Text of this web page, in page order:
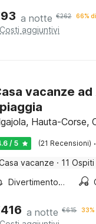
93 a notte €262 66%
Costi aggiuntivi
vacanze
Hauta-Corse,
/ 5 (21 Recensioni) ·
vacanze · 11 Ospiti
Divertimento per bambini
416 a notte €615